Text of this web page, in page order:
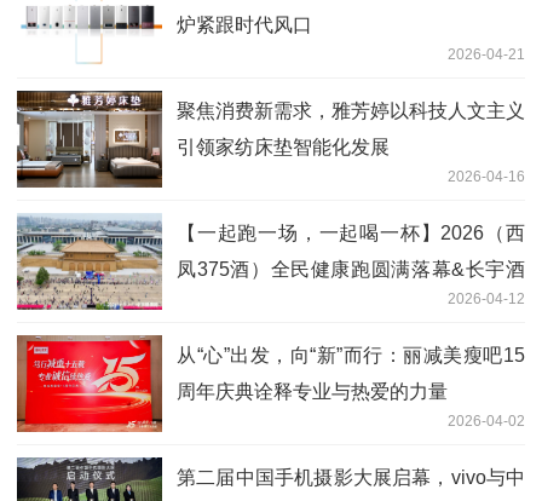
炉紧跟时代风口
2026-04-21
聚焦消费新需求，雅芳婷以科技人文主义
引领家纺床垫智能化发展
2026-04-16
【一起跑一场，一起喝一杯】2026（西
凤375酒）全民健康跑圆满落幕&长宇酒
业2025年度全国优秀经销商表彰大会圆
满举行
2026-04-12
从“心”出发，向“新”而行：丽减美瘦吧15
周年庆典诠释专业与热爱的力量
2026-04-02
第二届中国手机摄影大展启幕，vivo与中